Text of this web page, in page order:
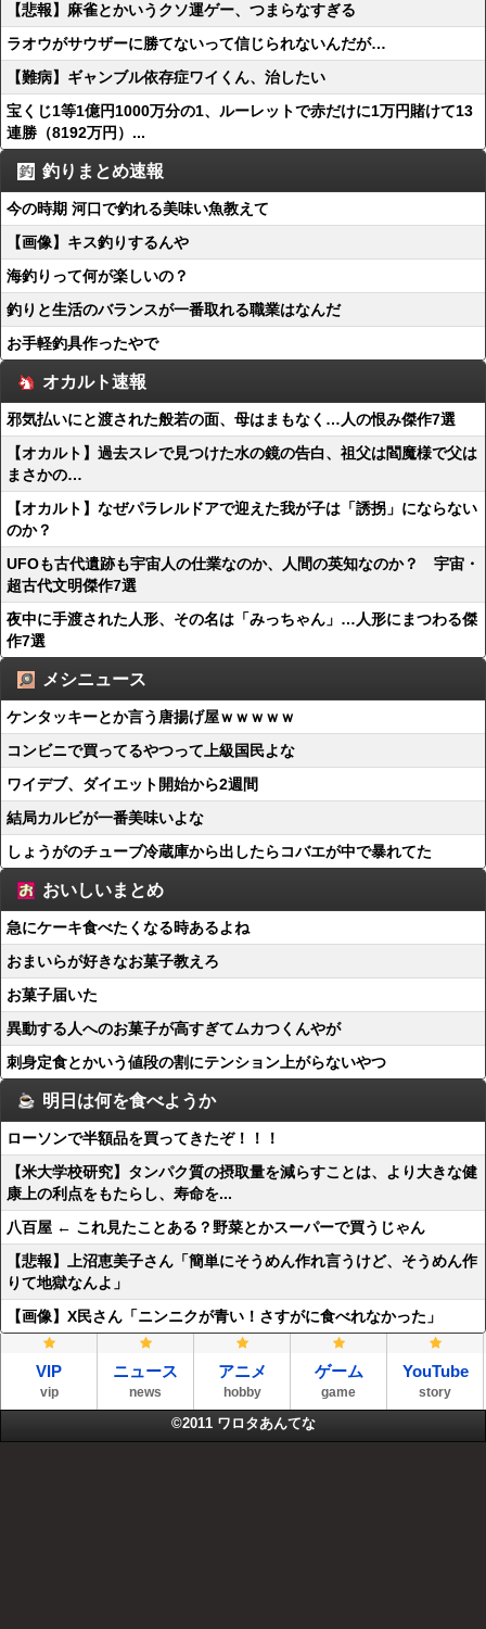
【悲報】麻雀とかいうクソ運ゲー、つまらなすぎる
ラオウがサウザーに勝てないって信じられないんだが…
【難病】ギャンブル依存症ワイくん、治したい
宝くじ1等1億円1000万分の1、ルーレットで赤だけに1万円賭けて13
連勝（8192万円）...
釣りまとめ速報
今の時期 河口で釣れる美味い魚教えて
【画像】キス釣りするんや
海釣りって何が楽しいの？
釣りと生活のバランスが一番取れる職業はなんだ
お手軽釣具作ったやで
オカルト速報
邪気払いにと渡された般若の面、母はまもなく…人の恨み傑作7選
【オカルト】過去スレで見つけた水の鏡の告白、祖父は閻魔様で父は
まさかの…
【オカルト】なぜパラレルドアで迎えた我が子は「誘拐」にならない
のか？
UFOも古代遺跡も宇宙人の仕業なのか、人間の英知なのか？ 宇宙・
超古代文明傑作7選
夜中に手渡された人形、その名は「みっちゃん」…人形にまつわる傑
作7選
メシニュース
ケンタッキーとか言う唐揚げ屋ｗｗｗｗｗ
コンビニで買ってるやつって上級国民よな
ワイデブ、ダイエット開始から2週間
結局カルビが一番美味いよな
しょうがのチューブ冷蔵庫から出したらコバエが中で暴れてた
おいしいまとめ
急にケーキ食べたくなる時あるよね
おまいらが好きなお菓子教えろ
お菓子届いた
異動する人へのお菓子が高すぎてムカつくんやが
刺身定食とかいう値段の割にテンション上がらないやつ
明日は何を食べようか
ローソンで半額品を買ってきたぞ！！！
【米大学校研究】タンパク質の摂取量を減らすことは、より大きな健
康上の利点をもたらし、寿命を...
八百屋 ← これ見たことある？野菜とかスーパーで買うじゃん
【悲報】上沼恵美子さん「簡単にそうめん作れ言うけど、そうめん作
りて地獄なんよ」
【画像】X民さん「ニンニクが青い！さすがに食べれなかった」
VIP
vip
ニュース
news
アニメ
hobby
ゲーム
game
YouTube
story
©2011 ワロタあんてな